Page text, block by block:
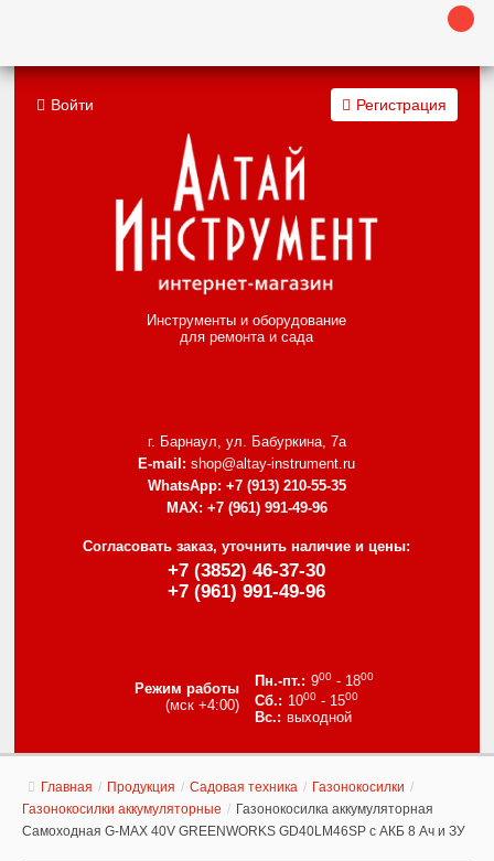
Инструменты и оборудование
для ремонта и сада
г. Барнаул, ул. Бабуркина, 7а
E-mail: shop@altay-instrument.ru
WhatsApp: +7 (913) 210-55-35
MAX: +7 (961) 991-49-96
Согласовать заказ, уточнить наличие и цены:
+7 (3852) 46-37-30
+7 (961) 991-49-96
Режим работы
(мск +4:00)
900- 1800
1000- 1500
выходной
Войти Регистрация
Главная / Продукция / Садовая техника / Газонокосилки /
Газонокосилки аккумуляторные / Газонокосилка аккумуляторная
Самоходная G-MAX 40V GREENWORKS GD40LM46SP с АКБ 8 Ач и ЗУ